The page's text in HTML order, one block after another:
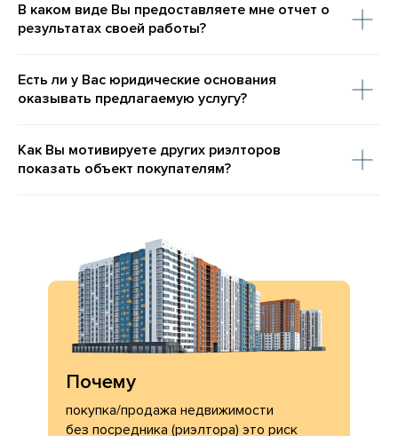
В каком виде Вы предоставляете мне отчет о
результатах своей работы?
Есть ли у Вас юридические основания
оказывать предлагаемую услугу?
Как Вы мотивируете других риэлторов
показать объект покупателям?
Почему
покупка/продажа недвижимости
без посредника (риэлтора) это риск